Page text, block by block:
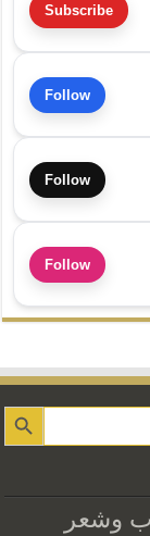
Subscribe
Follow
Follow
Follow
وشعر